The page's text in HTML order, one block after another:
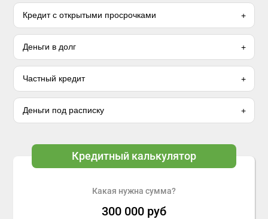
Кредит с открытыми просрочками
Деньги в долг
Частный кредит
Деньги под расписку
Кредитный калькулятор
Какая нужна сумма?
300 000 руб